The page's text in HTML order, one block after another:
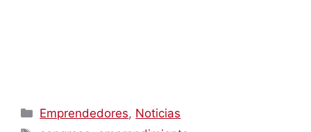
Categorías
Emprendedores, Noticias